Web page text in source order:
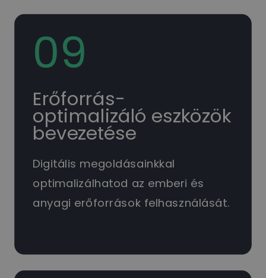
09
Erőforrás-
optimalizáló eszközök
bevezetése
Digitális megoldásainkkal
optimalizálhatod az emberi és
anyagi erőforrások felhasználását.